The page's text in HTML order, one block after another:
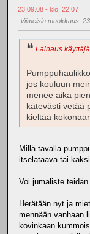
23.09.08 - klo: 22.07
Viimeisin muokkaus:
Lainaus
jos kouluun
menee aika
kätevästi vetää
kieltää
Millä tavalla
itselataava tai
Voi jumaliste
Herätään nyt ja
mennään vanhaan
kovinkaan